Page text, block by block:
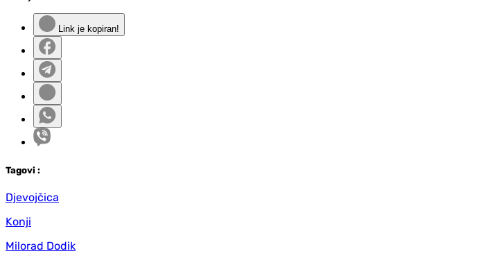
Link je kopiran!
Tagovi :
Djevojčica
Konji
Milorad Dodik